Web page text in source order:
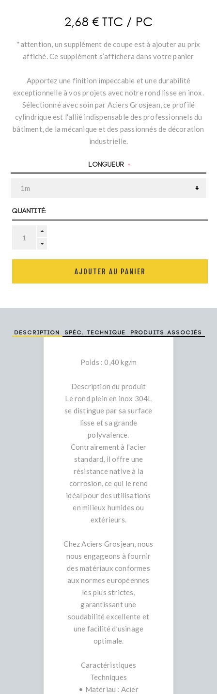
2,68 € TTC / PC
*attention, un supplément de coupe est à ajouter au prix
affiché. Ce supplément s’affichera dans votre panier
Apportez une finition impeccable et une durabilité
exceptionnelle à vos projets avec notre rond lisse en inox.
Sélectionné avec soin par Aciers Grosjean, ce profilé
cylindrique est l'allié indispensable des professionnels du
bâtiment, de la mécanique et des passionnés de décoration
industrielle.
Longueur *
Quantité:
AJOUTER AU PANIER
Description Spéc. technique Produits associés
Poids : 0,40 kg/m
Description du produit
Le rond plein en inox 304L
se distingue par sa surface
lisse et sa grande
polyvalence.
Contrairement à l'acier
standard, il offre une
résistance native à la
corrosion, ce qui le rend
idéal pour des utilisations
en milieux humides ou
extérieurs.
Chez Aciers Grosjean, nous
nous engageons à fournir
des matériaux conformes
aux normes européennes
les plus strictes,
garantissant une
soudabilité excellente et
une facilité d’usinage
optimale.
Caractéristiques
Techniques
• Matériau : Acier